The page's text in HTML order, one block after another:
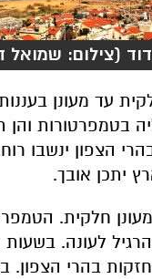
(צילום: שמואל
עד מעונן
בטמפרטורות והן
הצפון ינשבו
יתכן אובך.
חלקית.
לעונה. בשעות
בהרי הצפון.